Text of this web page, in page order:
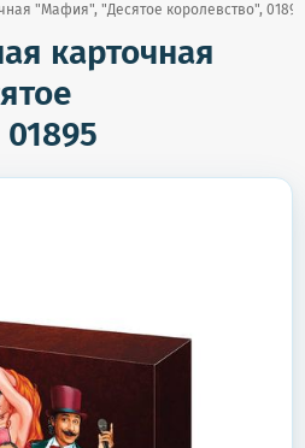
"Мафия", "Десятое королевство", 01895
карточная